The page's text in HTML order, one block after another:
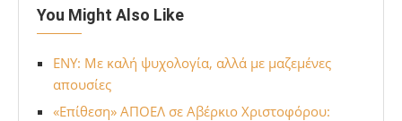
You Might Also Like
ΕΝΥ: Με καλή ψυχολογία, αλλά με μαζεμένες
απουσίες
«Επίθεση» ΑΠΟΕΛ σε Αβέρκιο Χριστοφόρου: